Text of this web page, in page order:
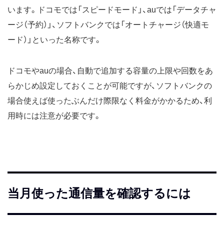
います。ドコモでは「スピードモード」、auでは「データチャ
ージ（予約）」、ソフトバンクでは「オートチャージ（快適モ
ード）」といった名称です。
ドコモやauの場合、自動で追加する容量の上限や回数をあ
らかじめ設定しておくことが可能ですが、ソフトバンクの
場合使えば使ったぶんだけ際限なく料金がかかるため、利
用時には注意が必要です。
当月使った通信量を確認するには